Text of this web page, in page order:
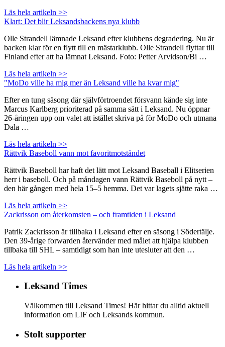
Läs hela artikeln >>
Klart: Det blir Leksandsbackens nya klubb
Olle Strandell lämnade Leksand efter klubbens degradering. Nu är
backen klar för en flytt till en mästarklubb. Olle Strandell flyttar till
Finland efter att ha lämnat Leksand. Foto: Petter Arvidson/Bi …
Läs hela artikeln >>
"MoDo ville ha mig mer än Leksand ville ha kvar mig"
Efter en tung säsong där självförtroendet försvann kände sig inte
Marcus Karlberg prioriterad på samma sätt i Leksand. Nu öppnar
26-åringen upp om valet att istället skriva på för MoDo och utmana
Dala …
Läs hela artikeln >>
Rättvik Baseboll vann mot favoritmotståndet
Rättvik Baseboll har haft det lätt mot Leksand Baseball i Elitserien
herr i baseboll. Och på måndagen vann Rättvik Baseboll på nytt –
den här gången med hela 15–5 hemma. Det var lagets sjätte raka …
Läs hela artikeln >>
Zackrisson om återkomsten – och framtiden i Leksand
Patrik Zackrisson är tillbaka i Leksand efter en säsong i Södertälje.
Den 39-årige forwarden återvänder med målet att hjälpa klubben
tillbaka till SHL – samtidigt som han inte utesluter att den …
Läs hela artikeln >>
Leksand Times
Välkommen till Leksand Times! Här hittar du alltid aktuell
information om LIF och Leksands kommun.
Stolt supporter